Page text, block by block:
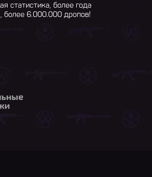
статистика, более года
более 6.000.000 дропов!